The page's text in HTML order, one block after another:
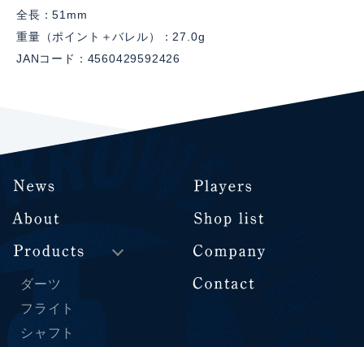
全長：51mm
重量（ポイント＋バレル）：27.0g
JANコード：4560429592426
ダーツ
フライト
シャフト